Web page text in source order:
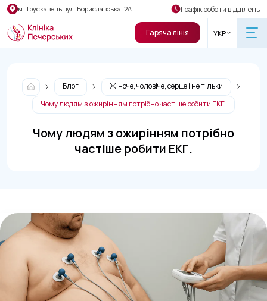
м. Трускавець вул. Бориславська, 2А Графік роботи відділень
Гаряча лінія УКР
Блог
Жіноче, чоловіче, серце і не тільки
Чому людям з ожирінням потрібно частіше робити ЕКГ.
Чому людям з ожирінням потрібно
частіше робити ЕКГ.